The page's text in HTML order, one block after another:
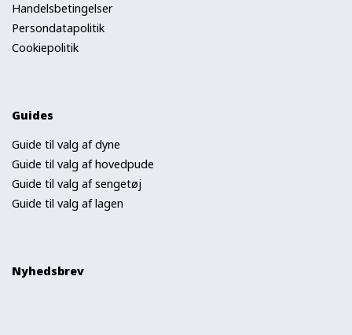
Handelsbetingelser
Persondatapolitik
Cookiepolitik
Guides
Guide til valg af dyne
Guide til valg af hovedpude
Guide til valg af sengetøj
Guide til valg af lagen
Nyhedsbrev